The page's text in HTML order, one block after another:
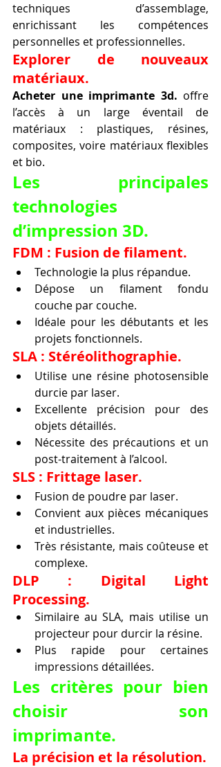
techniques d’assemblage,
enrichissant les compétences
personnelles et professionnelles.
Explorer de nouveaux
matériaux.
Acheter une imprimante 3d. offre
l’accès à un large éventail de
matériaux : plastiques, résines,
composites, voire matériaux flexibles
et bio.
Les principales
technologies
d’impression 3D.
FDM : Fusion de filament.
Technologie la plus répandue.
Dépose un filament fondu
couche par couche.
Idéale pour les débutants et les
projets fonctionnels.
SLA : Stéréolithographie.
Utilise une résine photosensible
durcie par laser.
Excellente précision pour des
objets détaillés.
Nécessite des précautions et un
post-traitement à l’alcool.
SLS : Frittage laser.
Fusion de poudre par laser.
Convient aux pièces mécaniques
et industrielles.
Très résistante, mais coûteuse et
complexe.
DLP : Digital Light
Processing.
Similaire au SLA, mais utilise un
projecteur pour durcir la résine.
Plus rapide pour certaines
impressions détaillées.
Les critères pour bien
choisir son
imprimante.
La précision et la résolution.